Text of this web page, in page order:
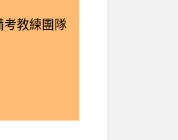
考教練團隊